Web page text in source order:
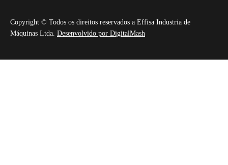
Copyright © Todos os direitos reservados a Effisa Industria de
Máquinas Ltda. Desenvolvido por DigitalMash